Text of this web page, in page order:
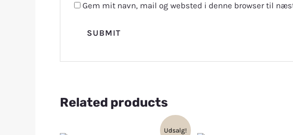
Gem mit navn, mail og websted i denne browser til
Related products
Udsalg!